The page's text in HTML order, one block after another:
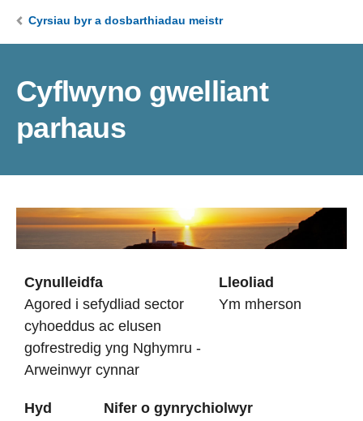
Cyrsiau byr a dosbarthiadau meistr
Cyflwyno gwelliant
parhaus
Cynulleidfa
Agored i sefydliad sector
cyhoeddus ac elusen
gofrestredig yng Nghymru -
Arweinwyr cynnar
Lleoliad
Ym mherson
Hyd
Nifer o gynrychiolwyr